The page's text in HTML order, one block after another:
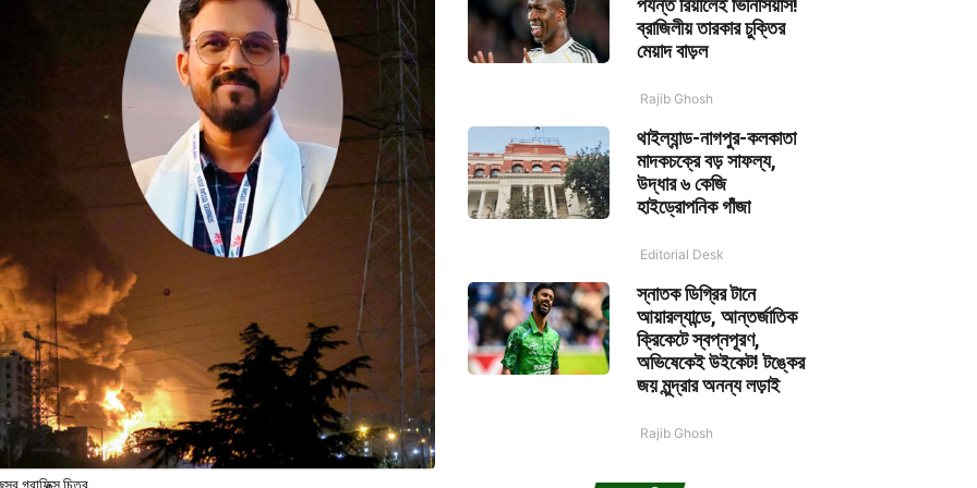
পর্যন্ত রিয়ালেই ভিনিসিয়াস!
ব্রাজিলীয় তারকার চুক্তির
মেয়াদ বাড়ল
Rajib Ghosh
থাইল্যান্ড-নাগপুর-কলকাতা
মাদকচক্রে বড় সাফল্য,
উদ্ধার ৬ কেজি
হাইড্রোপনিক গাঁজা
Editorial Desk
স্নাতক ডিগ্রির টানে
আয়ারল্যান্ডে, আন্তর্জাতিক
ক্রিকেটে স্বপ্নপূরণ,
অভিষেকেই উইকেট! টঙ্কের
জয় মূন্দ্রার অনন্য লড়াই
Rajib Ghosh